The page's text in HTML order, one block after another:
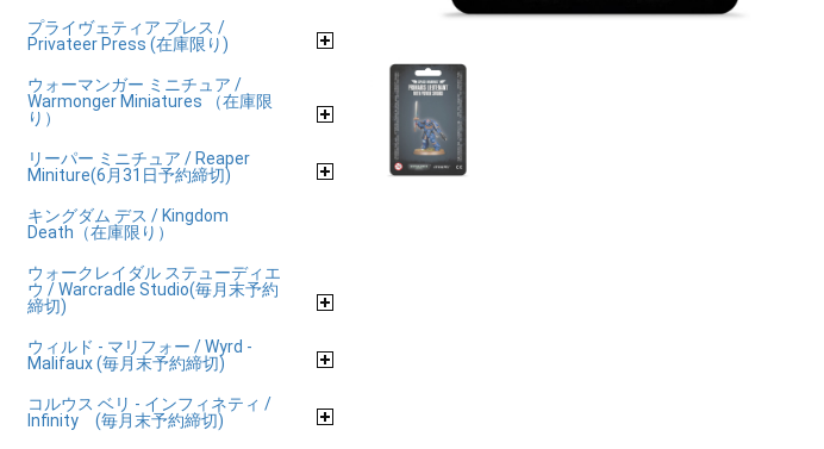
プライヴェティア プレス /
Privateer Press (在庫限り)
ウォーマンガー ミニチュア /
Warmonger Miniatures （在庫限
り）
リーパー ミニチュア / Reaper
Miniture(6月31日予約締切)
キングダム デス / Kingdom
Death（在庫限り）
ウォークレイダル ステューディエ
ウ / Warcradle Studio(毎月末予約
締切)
ウィルド - マリフォー / Wyrd -
Malifaux (毎月末予約締切)
コルウス ベリ - インフィネティ /
Infinity (毎月末予約締切)